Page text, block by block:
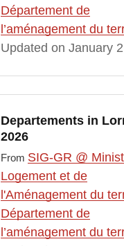
Département de
l’aménagement du
Updated on January
Departements in
2026
From SIG-GR @
Logement et de
l'Aménagement du
Département de
l’aménagement du